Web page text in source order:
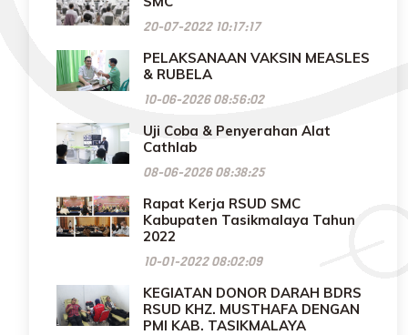
20-07-2022 10:17:17
PELAKSANAAN VAKSIN MEASLES
& RUBELA
10-06-2026 08:56:02
Uji Coba & Penyerahan Alat
Cathlab
08-06-2026 08:38:25
Rapat Kerja RSUD SMC
Kabupaten Tasikmalaya Tahun
2022
10-01-2022 08:02:09
KEGIATAN DONOR DARAH BDRS
RSUD KHZ. MUSTHAFA DENGAN
PMI KAB. TASIKMALAYA